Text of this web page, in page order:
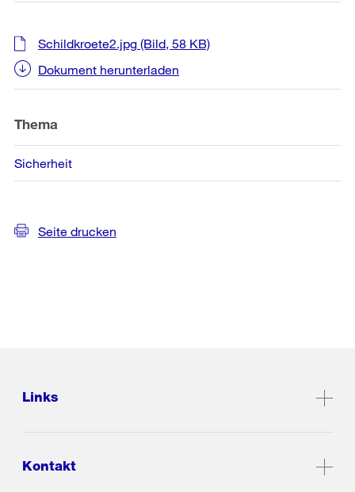
Schildkroete2.jpg (Bild, 58 KB)
Dokument herunterladen
Thema
Sicherheit
Seite drucken
Links
Kontakt